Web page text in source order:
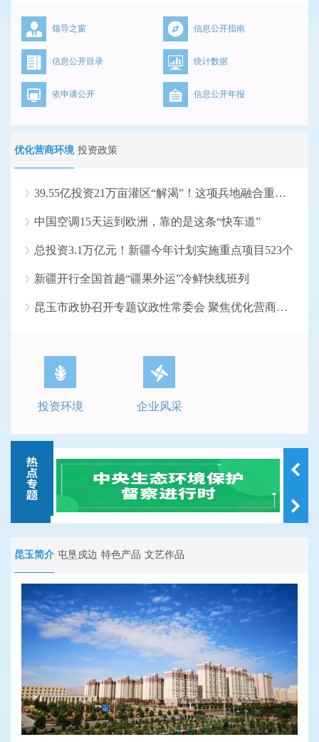
领导之窗 信息公开指南
信息公开目录 统计数据
依申请公开 信息公开年报
优化营商环境 投资政策
39.55亿投资21万亩灌区“解渴”！这项兵地融合重大水...
中国空调15天运到欧洲，靠的是这条“快车道”
总投资3.1万亿元！新疆今年计划实施重点项目523个
新疆开行全国首趟“疆果外运”冷鲜快线班列
昆玉市政协召开专题议政性常委会 聚焦优化营商环境
投资环境 企业风采
昆玉简介 屯垦戍边 特色产品 文艺作品